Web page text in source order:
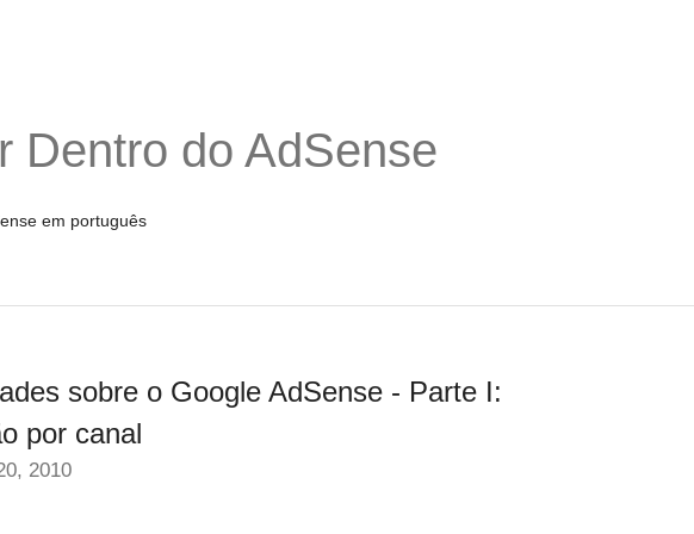
Dentro do AdSense
em português
sobre o Google AdSense - Parte I:
por canal
2010